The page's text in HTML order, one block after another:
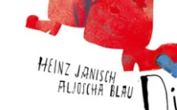
WEITERE VERLAGE
Search: